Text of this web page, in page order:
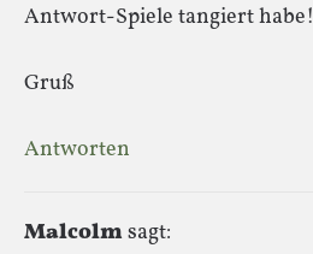
Antwort-Spiele tangiert habe!
Gruß
Antworten
Malcolmsagt: